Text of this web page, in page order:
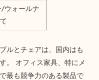
ウォールナ
ルとチェアは、国内はも
。 オフィス家具、特にメ
最も競争力のある製品で